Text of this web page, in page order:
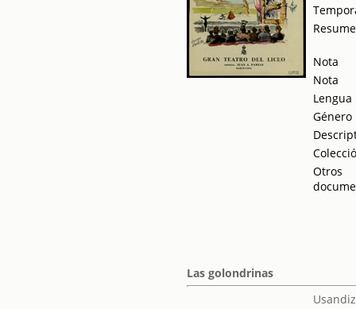
Nota
Nota
Lengua
Género
Otros
Las golondrinas